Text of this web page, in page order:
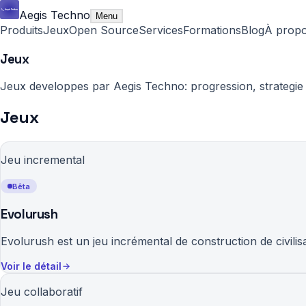
Aegis Techno Menu
ProduitsJeuxOpen SourceServicesFormationsBlogÀ
Jeux
Jeux developpes par Aegis Techno: progression,
Jeux
Jeu incremental
Bêta
Evolurush
Evolurush est un jeu incrémental de construction de
Voir le détail
Jeu collaboratif